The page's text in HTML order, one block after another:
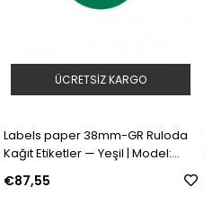
Labels paper 38mm-GR Ruloda
Kağıt Etiketler — Yeşil | Model:
30663 | SKU: Y689365
€87,55
ÜCRETSIZ KARGO